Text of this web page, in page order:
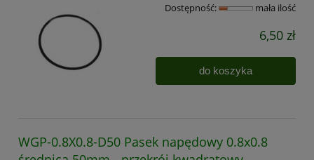
Dostępność: mała ilość
6,50 zł
do koszyka
WGP-0.8X0.8-D50 Pasek napędowy 0.8x0.8